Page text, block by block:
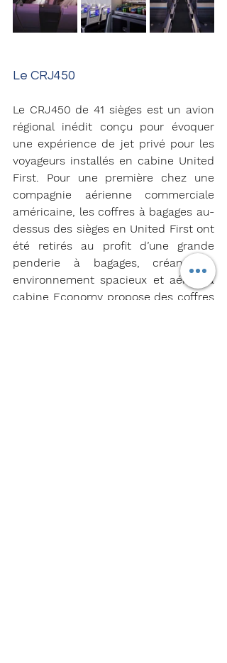
Le CRJ450
Le CRJ450 de 41 sièges est un avion
régional inédit conçu pour évoquer
une expérience de jet privé pour les
voyageurs installés en cabine United
First. Pour une première chez une
compagnie aérienne commerciale
américaine, les coffres à bagages au-
dessus des sièges en United First ont
été retirés au profit d’une grande
penderie à bagages, créant un
environnement spacieux et aéré. La
cabine Economy propose des coffres